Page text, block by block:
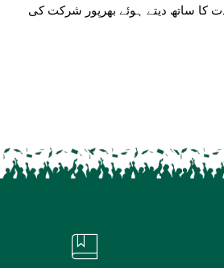
کا ساتھ دیتے ہوئے بھرپور شرکت کی